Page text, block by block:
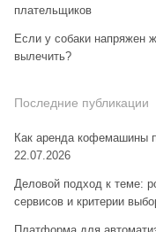
плательщиков
Если у собаки напряжен
вылечить?
Последние публикации
Как аренда кофемашины
22.07.2026
Деловой подход к теме:
сервисов и критерии